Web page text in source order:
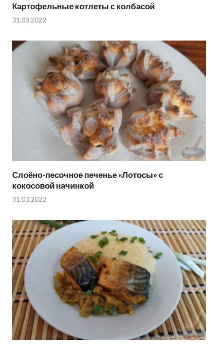
Картофельные котлеты с колбасой
31.03.2022
Слоёно-песочное печенье «Лотосы» с
кокосовой начинкой
31.03.2022